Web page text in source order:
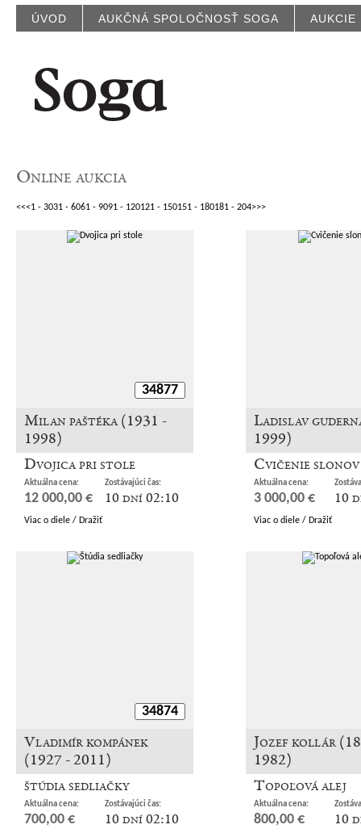
ÚVOD AUKČNÁ SPOLOČNOSŤ SOGA AUKCIE
Online aukcia
<<<1 - 3031 - 6061 - 9091 - 120121 - 150151 - 180181 - 204>>>
34877
Milan paštéka (1931 -
1998)
Dvojica pri stole
Aktuálna cena:
12 000,00 €
Zostávajúci čas:
10 dní 02:10
Viac o diele / Dražiť
Ladislav
1999)
Cvičenie slonov
Aktuálna cena:
3 000,00 € 10
Viac o diele / Dražiť
34874
Vladimír kompánek
(1927 - 2011)
štúdia sedliačky
Aktuálna cena:
700,00 €
Zostávajúci čas:
10 dní 02:10
Jozef kollár
1982)
Topoľová alej
Aktuálna cena:
800,00 € 10